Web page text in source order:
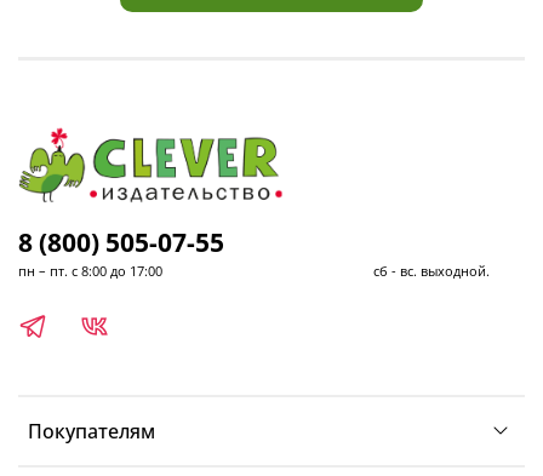
Покупателям
8 (800) 505-07-55
пн – пт. с 8:00 до 17:00 сб - вс. выходной.